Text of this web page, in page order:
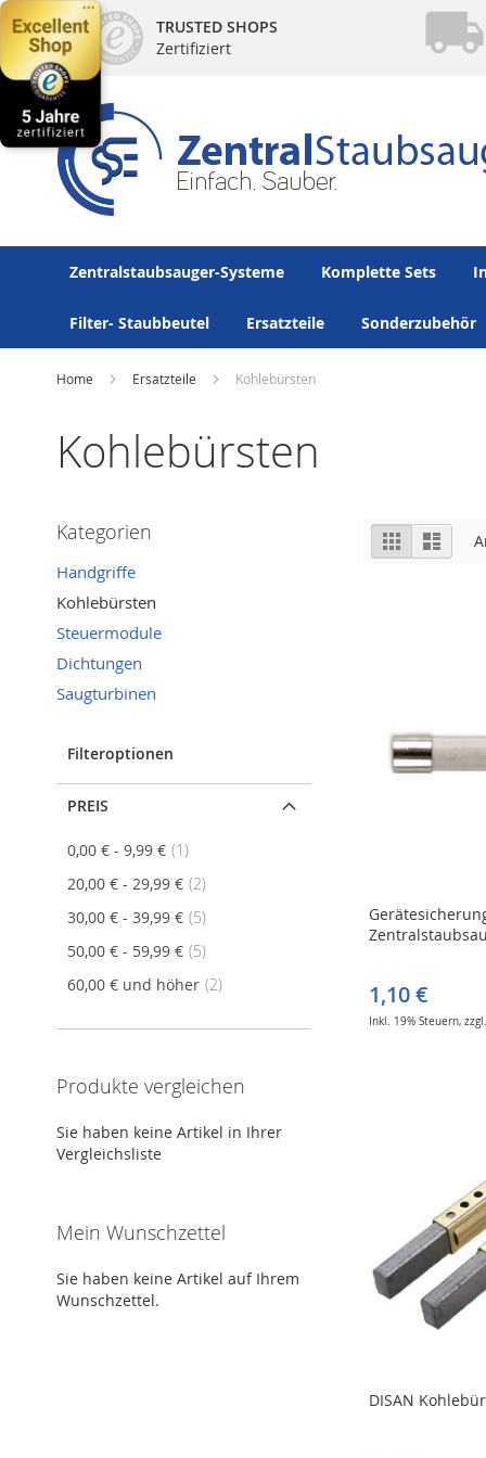
Direkt
zum
Inhalt
TRUSTED SHOPS
Zertifiziert
Zentralstaubsauger-Systeme Komplette Sets
Filter- Staubbeutel Ersatzteile Sonderzubehör
Home Ersatzteile Kohlebürsten
Kohlebürsten
Ansicht
als
RasterListe
1,10 €
Inkl. 19% Steuern,
ZUR
WUNSCHLISTE
ZUR
ZUR
WUNSCHLISTE
ZUR
ZUR
WUNSCHLISTE
ZUR
ZUR
WUNSCHLISTE
ZUR
DISAN
Kategorien
Handgriffe
Kohlebürsten
Steuermodule
Dichtungen
Saugturbinen
Filteroptionen
PREIS
0,00 € - 9,99 € 1Artikel
20,00 € - 29,99 € 2Artikel
30,00 € - 39,99 € 5Artikel
50,00 € - 59,99 € 5Artikel
60,00 € und höher 2Artikel
Produkte vergleichen
Sie haben keine Artikel in Ihrer
Vergleichsliste
Mein Wunschzettel
Sie haben keine Artikel auf Ihrem
Wunschzettel.